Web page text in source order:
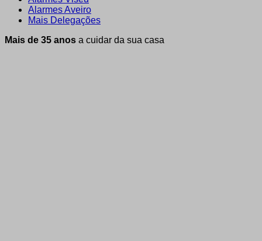
Alarmes Aveiro
Mais Delegações
Mais de 35 anos a cuidar da sua casa